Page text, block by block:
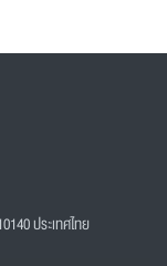
ประเทศไทย